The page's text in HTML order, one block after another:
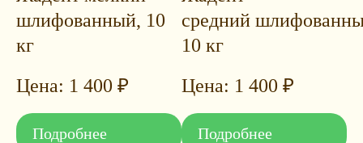
шлифованный, 10
кг
1 400 ₽
Подробнее
средний
10 кг
1 400 ₽
Подробнее